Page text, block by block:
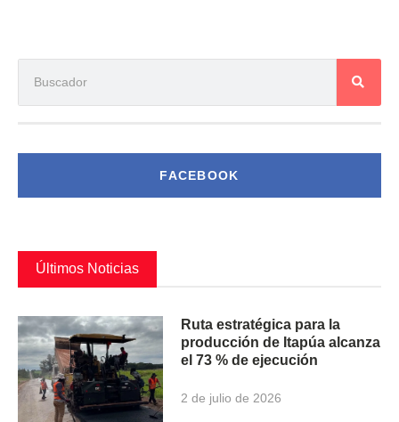
FACEBOOK
Últimos Noticias
Ruta estratégica para la
producción de Itapúa alcanza
el 73 % de ejecución
2 de julio de 2026